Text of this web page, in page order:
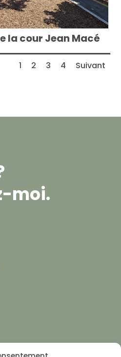
la cour Jean Macé
1 2 3 4 Suivant
moi.